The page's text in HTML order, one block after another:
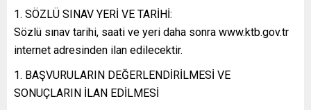
SÖZLÜ SINAV YERİ VE TARİHİ:
Sözlü sınav tarihi, saati ve yeri daha sonra www.ktb.gov.tr
internet adresinden ilan edilecektir.
BAŞVURULARIN DEĞERLENDİRİLMESİ VE
SONUÇLARIN İLAN EDİLMESİ